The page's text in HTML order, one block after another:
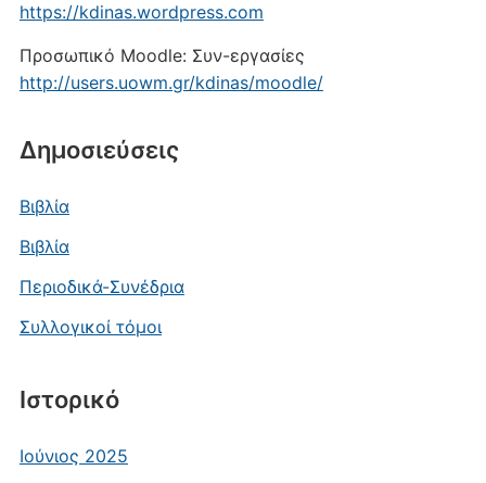
https://kdinas.wordpress.com
Προσωπικό Moodle: Συν-εργασίες
http://users.uowm.gr/kdinas/moodle/
Δημοσιεύσεις
Βιβλία
Βιβλία
Περιοδικά-Συνέδρια
Συλλογικοί τόμοι
Ιστορικό
Ιούνιος 2025